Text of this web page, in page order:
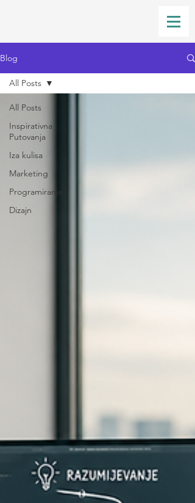
Blog
All Posts
Inspirativna
Putovanja
Iza kulisa
Marketing
Programiranje
Dizajn
All Posts